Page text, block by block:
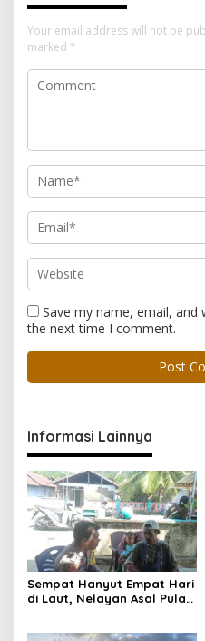
Your email address will not be
marked *
Save my name, email,
the next time I comment.
Informasi Lainnya
Sempat Hanyut Empat Hari
di Laut, Nelayan Asal Pulau